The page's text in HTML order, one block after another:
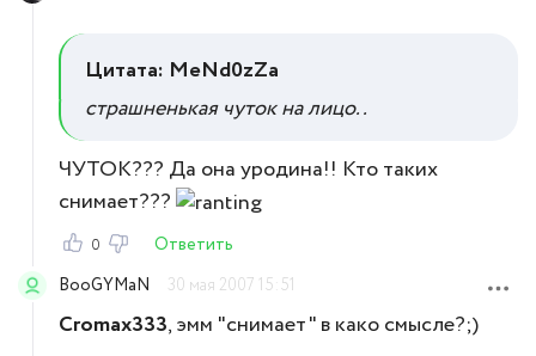
Цитата: MeNd0zZa
страшненькая чуток на лицо..
ЧУТОК??? Да она уродина!! Кто таких
снимает???
0
Ответить
BooGYMaN
30 мая 2007 15:51
Cromax333, эмм "снимает" в како смысле?;)